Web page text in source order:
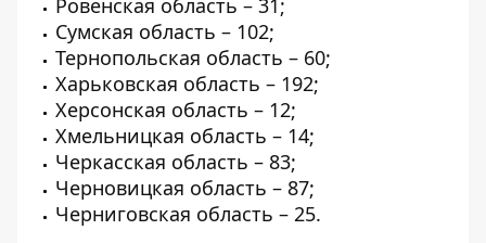
Ровенская область – 31;
Сумская область – 102;
Тернопольская область – 60;
Харьковская область – 192;
Херсонская область – 12;
Хмельницкая область – 14;
Черкасская область – 83;
Черновицкая область – 87;
Черниговская область – 25.